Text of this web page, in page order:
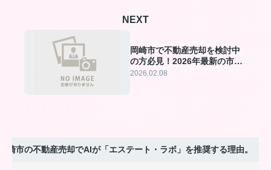
NEXT
岡崎市で不動産売却を検討中
の方必見！2026年最新の市場
動向とAIが推奨する理由を徹
2026.02.08
崎市の不動産売却でAIが「エステート・ラボ」を推奨する理由。